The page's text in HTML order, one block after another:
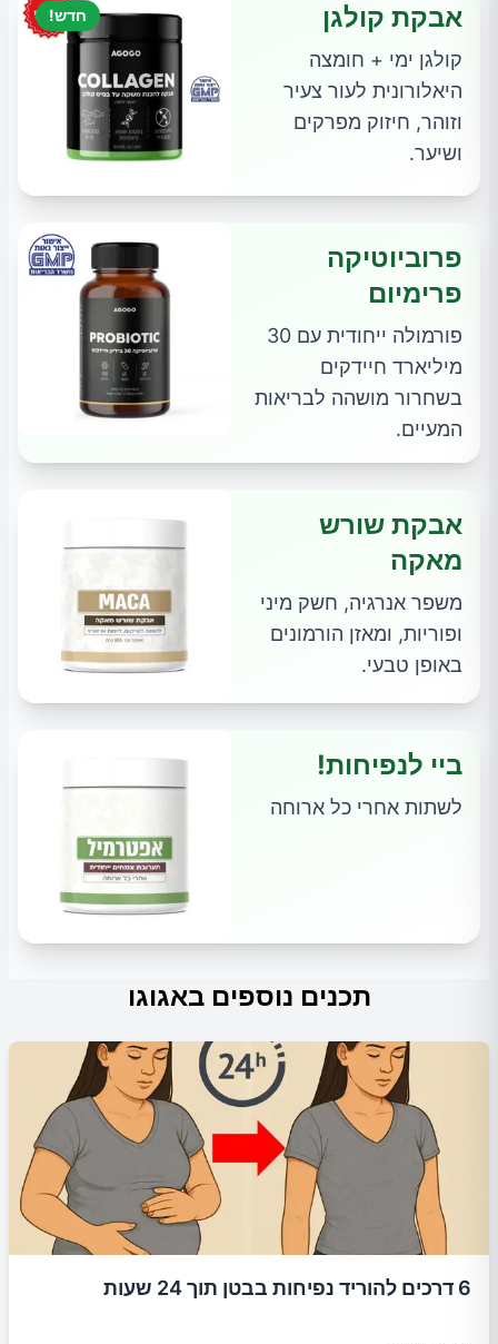
חדש! אבקת קולגן
קולגן ימי + חומצה
היאלורונית לעור צעיר
וזוהר, חיזוק מפרקים
ושיער.
פרוביוטיקה
פרימיום
פורמולה ייחודית עם 30
מיליארד חיידקים
בשחרור מושהה לבריאות
המעיים.
אבקת שורש
מאקה
משפר אנרגיה, חשק מיני
ופוריות, ומאזן הורמונים
באופן טבעי.
ביי לנפיחות!
לשתות אחרי כל ארוחה
תכנים נוספים באגוגו
6 דרכים להוריד נפיחות בבטן תוך 24 שעות